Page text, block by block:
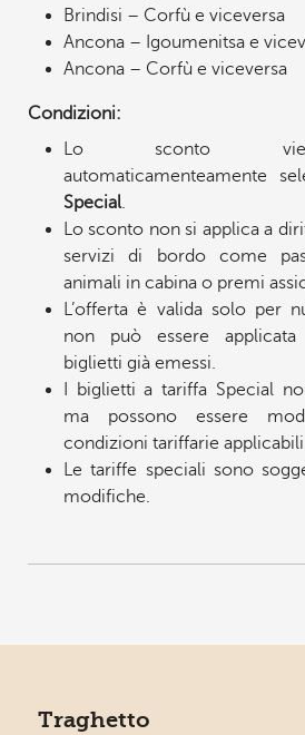
Brindisi – Corfù e viceversa
Ancona – Igoumenitsa e
Ancona – Corfù e viceversa
Condizioni:
Lo sconto
automaticamenteamente
Special.
Lo sconto non si applica a
servizi di bordo come
animali in cabina o premi
L’offerta è valida solo per
non può essere applicata
biglietti già emessi.
I biglietti a tariffa Special
ma possono essere
condizioni tariffarie
Le tariffe speciali sono
modifiche.
Traghetto